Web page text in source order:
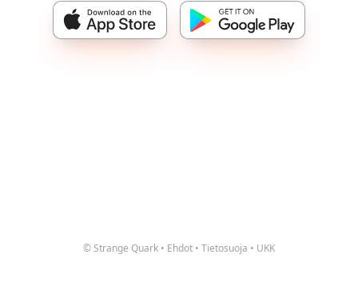
© Strange Quark • Ehdot • Tietosuoja • UKK